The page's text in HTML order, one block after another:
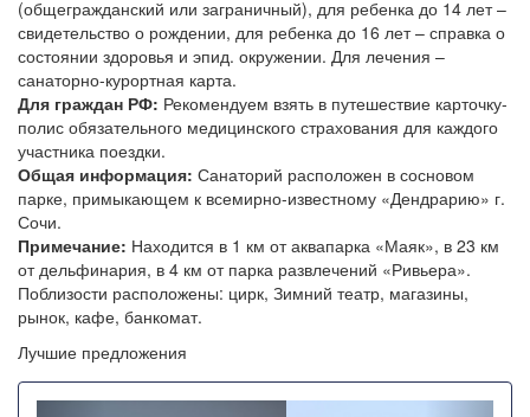
свидетельство о рождении, для ребенка до 16 лет – справка о
состоянии здоровья и эпид. окружении. Для лечения –
санаторно-курортная карта.
Для граждан РФ:Рекомендуем взять в путешествие карточку-
полис обязательного медицинского страхования для каждого
участника поездки.
Общая информация:
парке, примыкающем к всемирно-известному «Дендрарию» г.
Сочи.
Примечание:
от дельфинария, в 4 км от парка развлечений «Ривьера».
Поблизости расположены: цирк, Зимний театр, магазины,
рынок, кафе, банкомат.
Лучшие предложения
Назад